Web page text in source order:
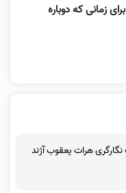
زمانی که دوباره
هرات یعقوب آژند